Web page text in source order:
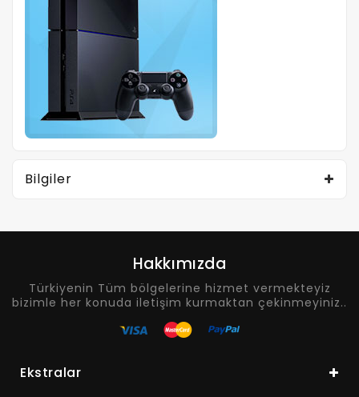
Bilgiler
Hakkımızda
Türkiyenin Tüm bölgelerine hizmet vermekteyiz
bizimle her konuda iletişim kurmaktan çekinmeyiniz..
Ekstralar